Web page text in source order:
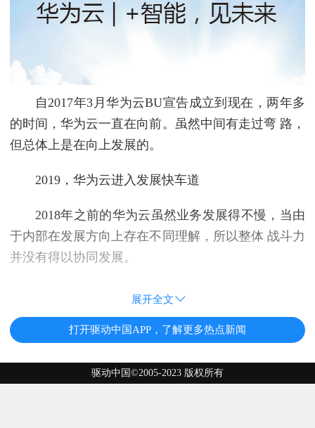
自2017年3月华为云BU宣告成立到现在，两年多
的时间，华为云一直在向前。虽然中间有走过弯 路，
但总体上是在向上发展的。
2019，华为云进入发展快车道
2018年之前的华为云虽然业务发展得不慢，当由
于内部在发展方向上存在不同理解，所以整体 战斗力
并没有得以协同发展。
展开全文
打开驱动中国APP，了解更多热点新闻
驱动中国©2005-2023 版权所有